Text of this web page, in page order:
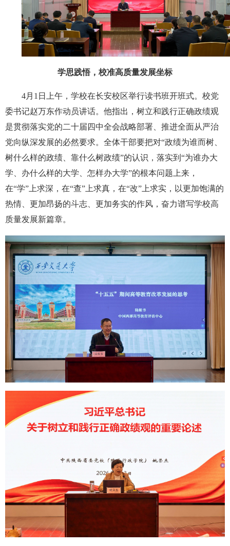
学思践悟，校准高质量发展坐标
4月1日上午，学校在长安校区举行读书班开班式。校党
委书记赵万东作动员讲话。他指出，树立和践行正确政绩观
是贯彻落实党的二十届四中全会战略部署、推进全面从严治
党向纵深发展的必然要求。全体干部要把对“政绩为谁而树、
树什么样的政绩、靠什么树政绩”的认识，落实到“为谁办大
学、办什么样的大学、怎样办大学”的根本问题上来，
在“学”上求深，在“查”上求真，在“改”上求实，以更加饱满的
热情、更加昂扬的斗志、更加务实的作风，奋力谱写学校高
质量发展新篇章。